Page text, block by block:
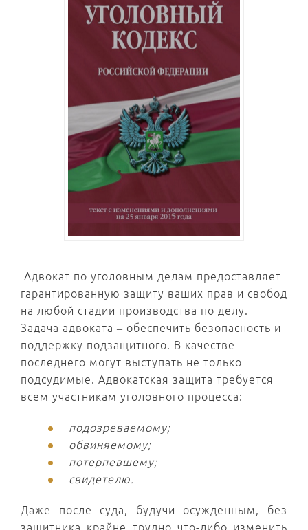
Адвокат по уголовным делам предоставляет
гарантированную защиту ваших прав и свобод
на любой стадии производства по делу.
Задача адвоката – обеспечить безопасность и
поддержку подзащитного. В качестве
последнего могут выступать не только
подсудимые. Адвокатская защита требуется
всем участникам уголовного процесса:
подозреваемому;
обвиняемому;
потерпевшему;
свидетелю.
Даже после суда, будучи осужденным, без
защитника крайне трудно что-либо изменить